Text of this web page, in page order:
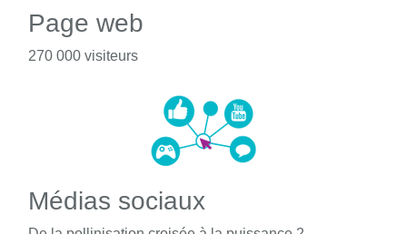
Page web
270 000 visiteurs
Médias sociaux